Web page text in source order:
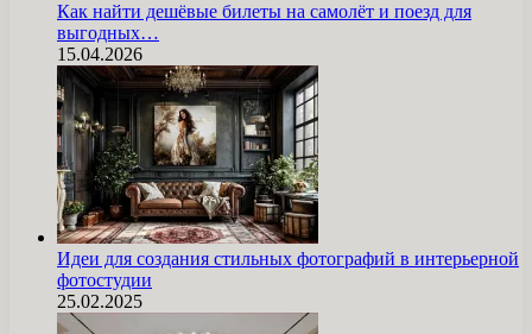
Как найти дешёвые билеты на самолёт и поезд для
выгодных…
15.04.2026
Идеи для создания стильных фотографий в интерьерной
фотостудии
25.02.2025